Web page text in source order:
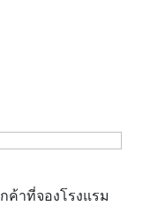
ค้าที่จองโรงแรม